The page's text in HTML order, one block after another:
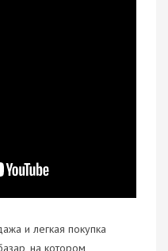
и легкая покупка
на котором